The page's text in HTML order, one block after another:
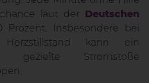
laut der Deutschen
Prozent. Insbesondere bei
kann ein
gezielte Stromstöße